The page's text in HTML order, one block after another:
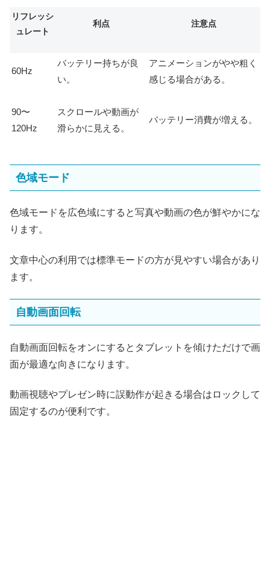
リフレッシ
ュレート
利点 注意点
60Hz
バッテリー持ちが良
い。
アニメーションがやや粗く
感じる場合がある。
90〜
120Hz
スクロールや動画が
滑らかに見える。
バッテリー消費が増える。
色域モード
色域モードを広色域にすると写真や動画の色が鮮やかにな
ります。
文章中心の利用では標準モードの方が見やすい場合があり
ます。
自動画面回転
自動画面回転をオンにするとタブレットを傾けただけで画
面が最適な向きになります。
動画視聴やプレゼン時に誤動作が起きる場合はロックして
固定するのが便利です。